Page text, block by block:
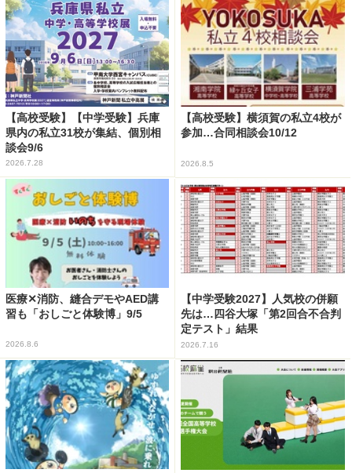
【高校受験】【中学受験】兵庫
県内の私立31校が集結、個別相
談会9/6
2026.7.28
【高校受験】横須賀の私立4校が
参加…合同相談会10/12
2026.8.5
医療✕消防、縫合デモやAED講
習も「おしごと体験博」9/5
2026.8.6
【中学受験2027】人気校の併願
先は…四谷大塚「第2回合不合判
定テスト」結果
2026.7.16